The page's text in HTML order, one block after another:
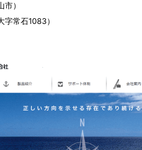
）
常石1083）